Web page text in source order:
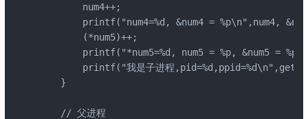
        num4++;
printf("num4=%d, &num4 = %p\n",num4,
        (*num5)++;
printf("*num5=%d, num5 = %p, &num5 =
printf("我是子进程
    }
    // 父进程